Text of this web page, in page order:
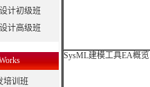
计初级班
计高级班
培训班
SysML建模工具EA概览